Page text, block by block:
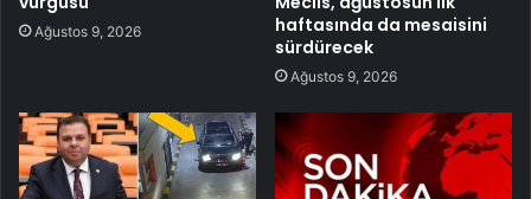
Ağustos 9, 2026
haftasında da mesaisini
sürdürecek
Ağustos 9, 2026